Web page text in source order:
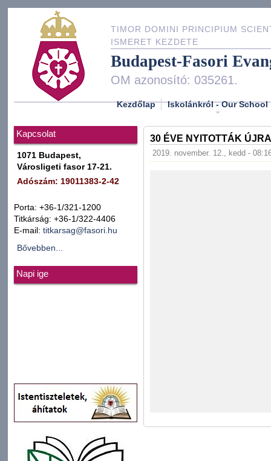
TIMOR DOMINI PRINCIPIUM
ISMERET KEZDETE
Budapest-Fasori
OM azonosító: 035261.
Kezdőlap Iskolánkról - Our School
Kapcsolat
1071 Budapest,
Városligeti fasor 17-21.
Adószám: 19011383-2-42
Porta: +36-1/321-1200
Titkárság: +36-1/322-4406
E-mail: titkarsag@fasori.hu
Bővebben...
Napi ige
30 ÉVE NYITOTTÁK
2019. november. 12., kedd -